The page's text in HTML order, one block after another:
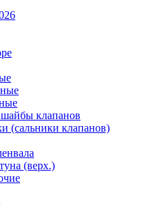
клапанов
(сальники клапанов)
(верх.)